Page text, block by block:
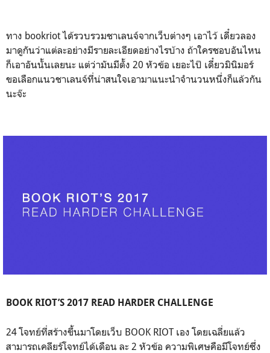
ทาง bookriot ได้รวบรวมชาเลนจ์จากเว็บต่างๆ เอาไว้ เดี๋ยวลอง
มาดูกันว่าแต่ละอย่างมีรายละเอียดอย่างไรบ้าง ถ้าใครชอบอันไหน
ก็เอาอันนั้นเลยนะ แต่ว่ามันมีตั้ง 20 หัวข้อ เยอะไป๊ เดี๋ยวมินิมอร์
ขอเลือกแนวชาเลนจ์ที่น่าสนใจเอามาแนะนำจำนวนหนึ่งก็แล้วกัน
นะจ๊ะ
BOOK RIOT’S 2017 READ HARDER CHALLENGE
24 โจทย์ที่สร้างขึ้นมาโดยเว็บ BOOK RIOT เอง โดยเฉลี่ยแล้ว
สามารถเคลียร์โจทย์ได้เดือน ละ 2 หัวข้อ ความพิเศษคือมีโจทย์ซึ่ง